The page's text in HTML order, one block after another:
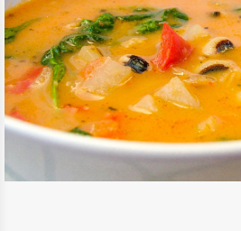
SZÍNPOMPÁS BABLEVES